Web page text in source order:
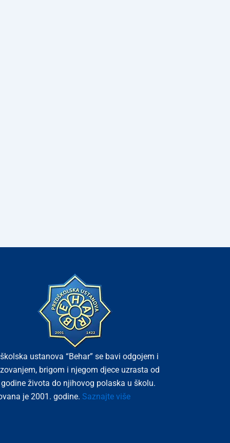
ustanova “Behar” se bavi odgojem i
brigom i njegom djece uzrasta od
godine života do njihovog polaska u školu.
je 2001. godine.Saznajte više